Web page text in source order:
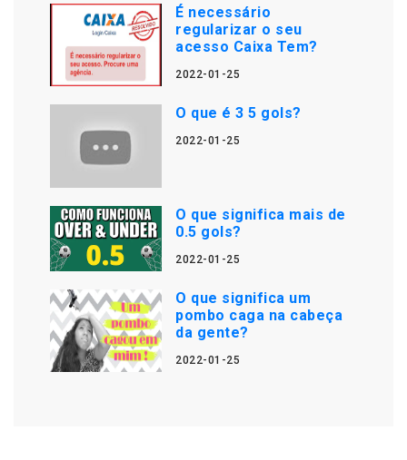
É necessário
regularizar o seu
acesso Caixa Tem?
2022-01-25
O que é 3 5 gols?
2022-01-25
O que significa mais de
0.5 gols?
2022-01-25
O que significa um
pombo caga na cabeça
da gente?
2022-01-25